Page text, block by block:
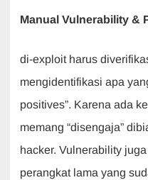
Manual Vulnerability &
di-exploit harus
mengidentifikasi apa
positives”. Karena ada
memang “disengaja”
hacker. Vulnerability
perangkat lama yang